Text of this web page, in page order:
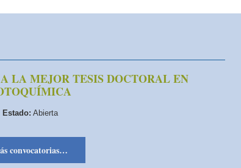
LA MEJOR TESIS DOCTORAL EN
Estado: Abierta
convocatorias…